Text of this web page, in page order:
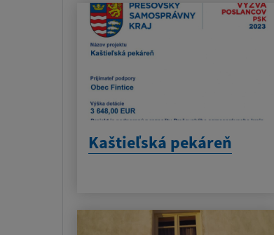
Kaštieľská pekáreň